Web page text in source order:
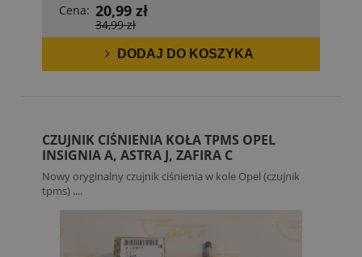
Cena: 20,99 zł
34,99 zł
DODAJ DO KOSZYKA
CZUJNIK CIŚNIENIA KOŁA TPMS OPEL
INSIGNIA A, ASTRA J, ZAFIRA C
Nowy oryginalny czujnik ciśnienia w kole Opel (czujnik
tpms) ....